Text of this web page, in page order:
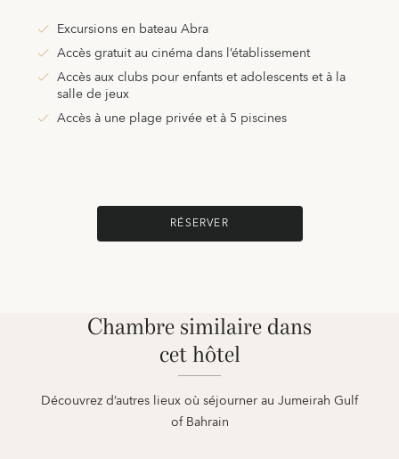
Excursions en bateau Abra
Accès gratuit au cinéma dans l’établissement
Accès aux clubs pour enfants et adolescents et à la
salle de jeux
Accès à une plage privée et à 5 piscines
RÉSERVER
Chambre similaire dans
cet hôtel
Découvrez d’autres lieux où séjourner au Jumeirah Gulf
of Bahrain